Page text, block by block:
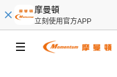
摩曼頓
立刻使用官方APP